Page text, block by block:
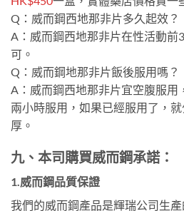
Q：威而鋼西地那非片多久起效？
A：威而鋼西地那非片在性活動前
可。
Q：威而鋼地那非片飯後服用嗎？
A：威而鋼西地那非片宜空腹服用
兩小時服用，如果已經服用了，
厚。
九、本司購買威而鋼承諾：
1.威而鋼品質保證
我們的威而鋼產品是輝瑞公司生